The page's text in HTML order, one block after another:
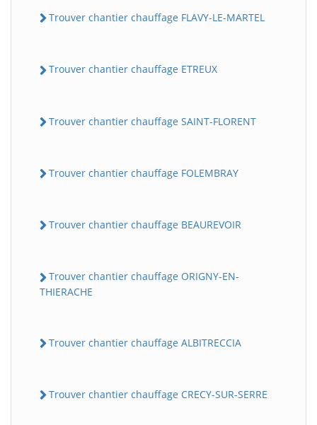
Trouver chantier chauffage FLAVY-LE-MARTEL
Trouver chantier chauffage ETREUX
Trouver chantier chauffage SAINT-FLORENT
Trouver chantier chauffage FOLEMBRAY
Trouver chantier chauffage BEAUREVOIR
Trouver chantier chauffage ORIGNY-EN-
THIERACHE
Trouver chantier chauffage ALBITRECCIA
Trouver chantier chauffage CRECY-SUR-SERRE